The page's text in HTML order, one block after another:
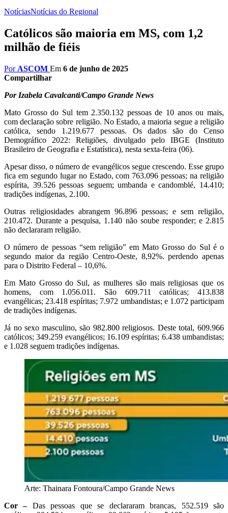
NotíciasNotícias do Regional
Católicos são maioria em MS, com 1,2
milhão de fiéis
Por ASCOM Em 6 de junho de 2025
Compartilhar
Por Izabela Cavalcanti/Campo Grande News
Mato Grosso do Sul tem 2.350.132 pessoas de 10 anos ou mais,
com declaração sobre religião. No Estado, a maioria segue a religião
católica, sendo 1.219.677 pessoas. Os dados são do Censo
Demográfico 2022: Religiões, divulgado pelo IBGE (Instituto
Brasileiro de Geografia e Estatística), nesta sexta-feira (06).
Apesar disso, o número de evangélicos segue crescendo. Esse grupo
fica em segundo lugar no Estado, com 763.096 pessoas; na religião
espírita, 39.526 pessoas seguem; umbanda e candomblé, 14.410;
tradições indígenas, 2.100.
Outras religiosidades abrangem 96.896 pessoas; e sem religião,
210.472. Durante a pesquisa, 1.140 não soube responder; e 2.815
não declararam religião.
O número de pessoas “sem religião” em Mato Grosso do Sul é o
segundo maior da região Centro-Oeste, 8,92%. perdendo apenas
para o Distrito Federal – 10,6%.
Em Mato Grosso do Sul, as mulheres são mais religiosas que os
homens, com 1.056.011. São 609.711 católicas; 413.838
evangélicas; 23.418 espíritas; 7.972 umbandistas; e 1.072 participam
de tradições indígenas.
Já no sexo masculino, são 982.800 religiosos. Deste total, 609.966
católicos; 349.259 evangélicos; 16.109 espíritas; 6.438 umbandistas;
e 1.028 seguem tradições indígenas.
Arte: Thainara Fontoura/Campo Grande News
Cor –Das pessoas que se declararam brancas, 552.519 são